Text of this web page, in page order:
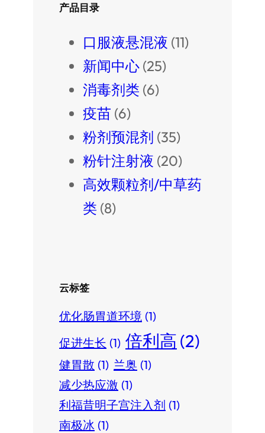
产品目录
口服液悬混液 (11)
新闻中心 (25)
消毒剂类 (6)
疫苗 (6)
粉剂预混剂 (35)
粉针注射液 (20)
高效颗粒剂/中草药
类 (8)
云标签
优化肠胃道环境 (1)
促进生长 (1) 倍利高(2)
健胃散 (1) 兰奥 (1)
减少热应激 (1)
利福昔明子宫注入剂 (1)
南极冰 (1)